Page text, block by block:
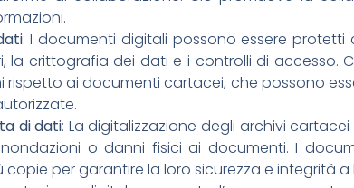
: I documenti digitali possono essere
la crittografia dei dati e i controlli di accesso.
rispetto ai documenti cartacei, che possono
di dati: La digitalizzazione degli archivi
o danni fisici ai documenti. I
per garantire la loro sicurezza e integrità a